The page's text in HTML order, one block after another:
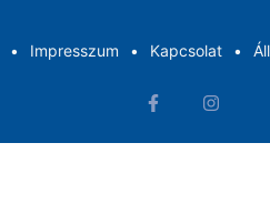
Impresszum Kapcsolat